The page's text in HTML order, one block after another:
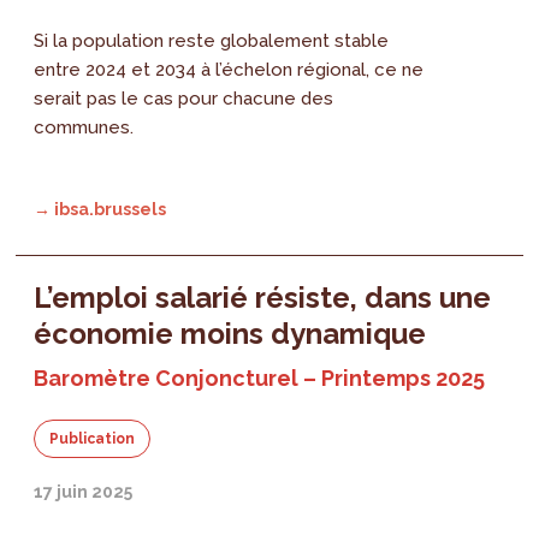
Si la population reste globalement stable
entre 2024 et 2034 à l’échelon régional, ce ne
serait pas le cas pour chacune des
communes.
→ ibsa.brussels
L’emploi salarié résiste, dans une
économie moins dynamique
Baromètre Conjoncturel – Printemps 2025
Publication
17 juin 2025